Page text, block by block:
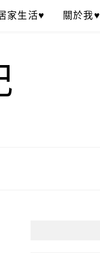
家生活♥ 關於我♥